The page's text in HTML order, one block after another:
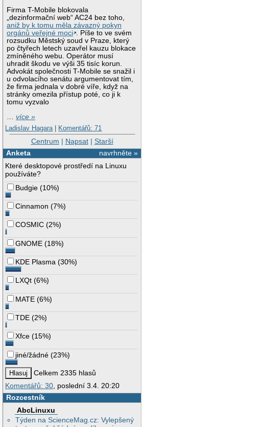
Firma T-Mobile blokovala
„dezinformační web“ AC24 bez toho,
aniž by k tomu měla závazný pokyn
orgánů veřejné moci . Píše to ve svém
rozsudku Městský soud v Praze, který
po čtyřech letech uzavřel kauzu blokace
zmíněného webu. Operátor musí
uhradit škodu ve výši 35 tisíc korun.
Advokát společnosti T-Mobile se snažil i
u odvolacího senátu argumentovat tím,
že firma jednala v dobré víře, když na
stránky omezila přístup poté, co ji k
tomu vyzvalo
…více »
Ladislav Hagara | Komentářů: 71
Centrum | Napsat| Starší
navrhněte »
Anketa
Které desktopové prostředí na Linuxu
používáte?
Budgie (10%)
Cinnamon (7%)
COSMIC (2%)
GNOME (18%)
KDE Plasma (30%)
LXQt (6%)
MATE (6%)
TDE (2%)
Xfce (15%)
jiné/žádné (23%)
Celkem 2335 hlasů
Komentářů: 30, poslední 3.4. 20:20
Rozcestník
AbcLinuxu
Týden na ScienceMag.cz: Vylepšený